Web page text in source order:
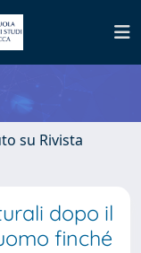
su Rivista
dopo il
finché